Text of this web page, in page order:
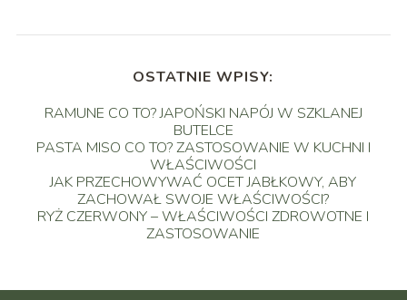
OSTATNIE WPISY:
RAMUNE CO TO? JAPOŃSKI NAPÓJ W SZKLANEJ
BUTELCE
PASTA MISO CO TO? ZASTOSOWANIE W KUCHNI I
WŁAŚCIWOŚCI
JAK PRZECHOWYWAĆ OCET JABŁKOWY, ABY
ZACHOWAŁ SWOJE WŁAŚCIWOŚCI?
RYŻ CZERWONY – WŁAŚCIWOŚCI ZDROWOTNE I
ZASTOSOWANIE